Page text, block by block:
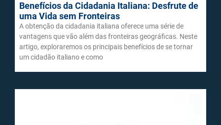
Benefícios da Cidadania Italiana: Desfrute de
uma Vida sem Fronteiras
A obtenção da cidadania italiana oferece uma série de
vantagens que vão além das fronteiras geográficas. Neste
artigo, exploraremos os principais benefícios de se tornar
um cidadão italiano e como